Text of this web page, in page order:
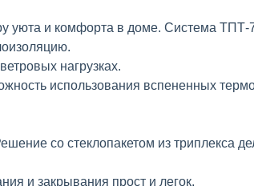
уюта и комфорта в доме. Система ТПТ-
нагрузках.
использования вспененных
со стеклопакетом из триплекса
и закрывания прост и легок.